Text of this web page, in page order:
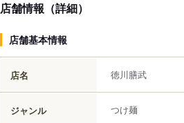
店舗情報（詳細）
店舗基本情報
店名 徳川膳武
ジャンル つけ麺